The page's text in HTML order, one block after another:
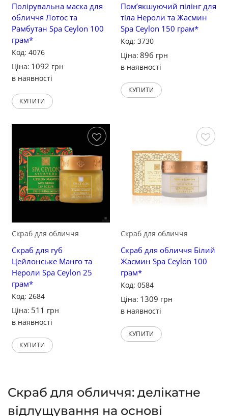
Полірувальна маска для
обличчя Лотос та
Рамбутан Spa Ceylon 100
грам*
Код: 4076
Ціна: 1092 грн
в наявності
КУПИТИ
Пом’якшуючий пілінг для
тіла Нероли та Жасмин
Spa Ceylon 150 грам*
Код: 3730
Ціна: 896 грн
в наявності
КУПИТИ
Зберегти
Скраб для обличчя
Скраб для губ
Цейлонське Манго та
Нероли Spa Ceylon 25
грам*
Код: 2684
Ціна: 511 грн
в наявності
КУПИТИ
Зберегти
Скраб для обличчя
Скраб для обличчя Білий
Жасмин Spa Ceylon 100
грам*
Код: 0584
Ціна: 1309 грн
в наявності
КУПИТИ
Скраб для обличчя: делікатне
відлущування на основі